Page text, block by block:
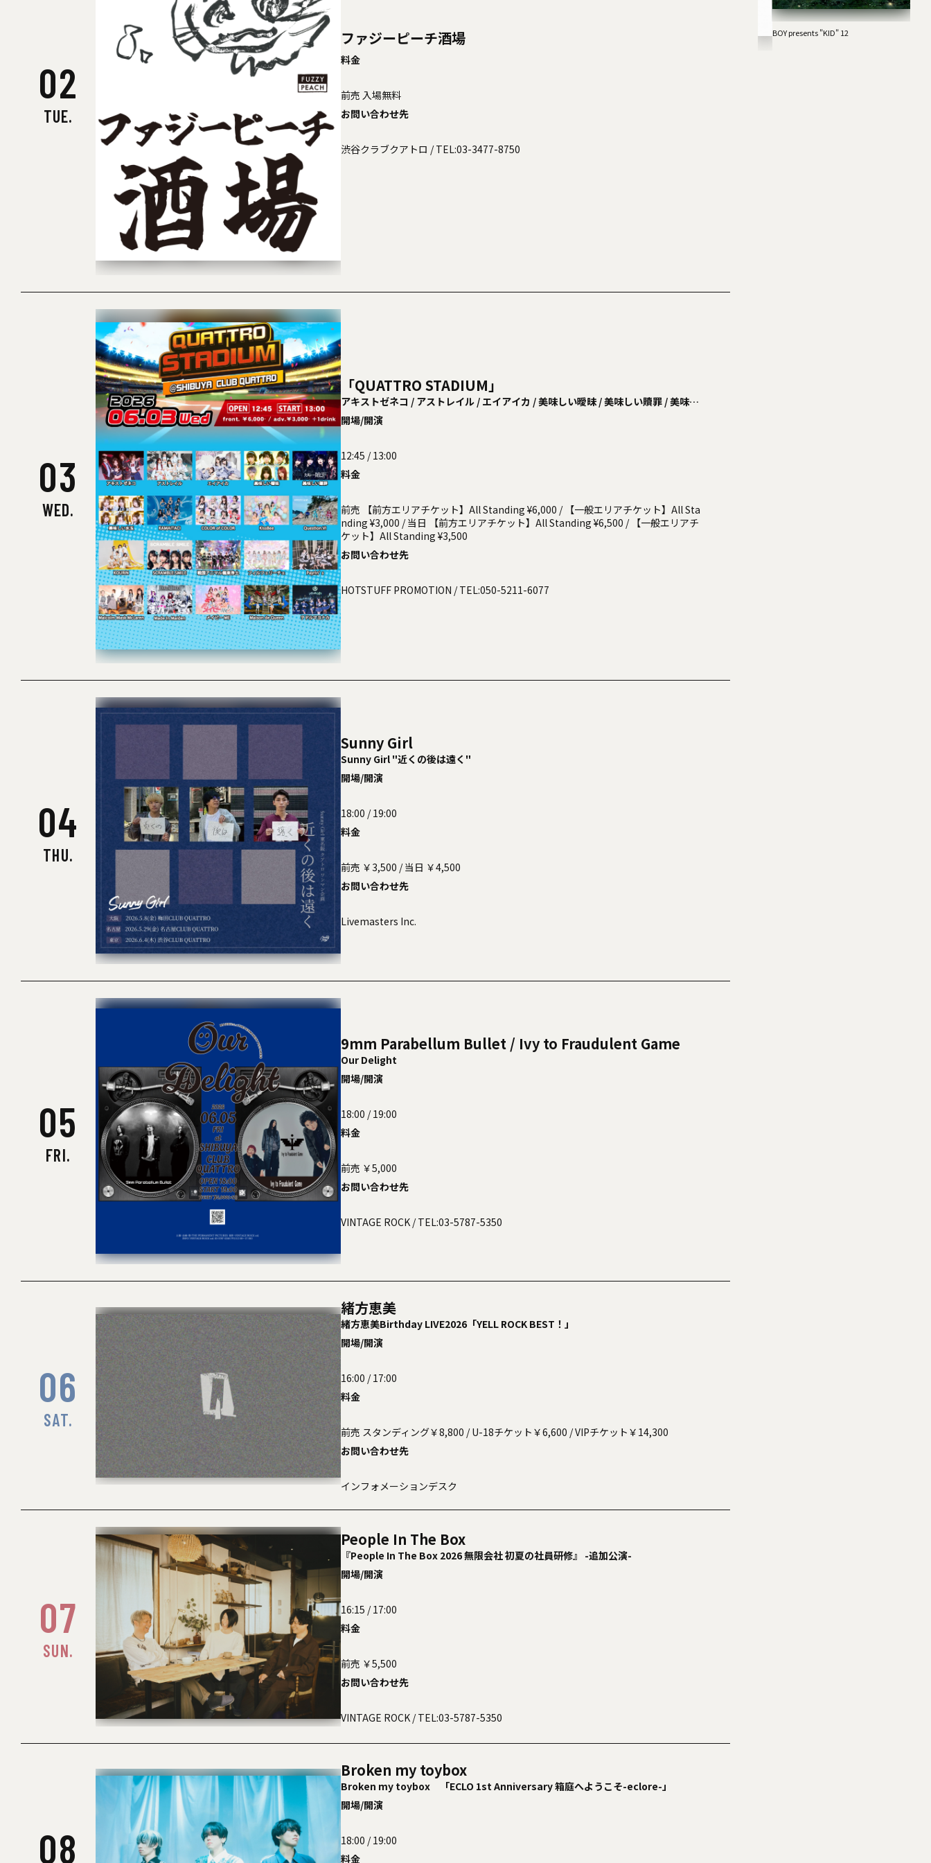
02
TUE.
ファジーピーチ酒場
料金
前売 入場無料
お問い合わせ先
渋谷クラブクアトロ / TEL:03-3477-8750
03
WED.
「QUATTRO STADIUM」
アキストゼネコ / アストレイル / エイアイカ / 美味しい曖昧 / 美味しい贖罪 / 美味し
い水玉 / KAMAITACI / COLOR of COLOR / KissBee / Question.VI / KOURiN / SCRA
MBLE SMILE /
/
Made in Maiden / メイビーME / Maison de Queen / ヲドルマヨナカ
開場/開演
12:45 / 13:00
料金
前売 【前方エリアチケット】All Standing ¥6,000 / 【一般エリアチケット】All Sta
nding ¥3,000 / 当日 【前方エリアチケット】All Standing ¥6,500 / 【一般エリアチ
ケット】All Standing ¥3,500
お問い合わせ先
HOTSTUFF PROMOTION / TEL:050-5211-6077
04
THU.
Sunny Girl
Sunny Girl "近くの後は遠く"
開場/開演
18:00 / 19:00
料金
前売 ￥3,500 / 当日 ￥4,500
お問い合わせ先
Livemasters Inc.
05
FRI.
9mm Parabellum Bullet / Ivy to Fraudulent Game
Our Delight
開場/開演
18:00 / 19:00
料金
前売 ￥5,000
お問い合わせ先
VINTAGE ROCK / TEL:03-5787-5350
06
SAT.
緒方恵美
緒方恵美Birthday LIVE2026「YELL ROCK BEST！」
開場/開演
16:00 / 17:00
料金
前売 スタンディング￥8,800 / U-18チケット￥6,600 / VIPチケット￥14,300
お問い合わせ先
インフォメーションデスク
07
SUN.
People In The Box
『People In The Box 2026 無限会社 初夏の社員研修』 -追加公演-
開場/開演
16:15 / 17:00
料金
前売 ￥5,500
お問い合わせ先
VINTAGE ROCK / TEL:03-5787-5350
08
Broken my toybox
Broken my toybox 「ECLO 1st Anniversary 箱庭へようこそ-eclore-」
開場/開演
18:00 / 19:00
料金
Oaiko FES 2026 winter
BOY presents "KID" 12